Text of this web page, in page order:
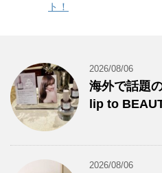
ト！
2026/08/06
海外で話題
lip to
2026/08/06